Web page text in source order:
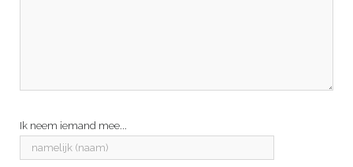
Ik neem iemand mee...